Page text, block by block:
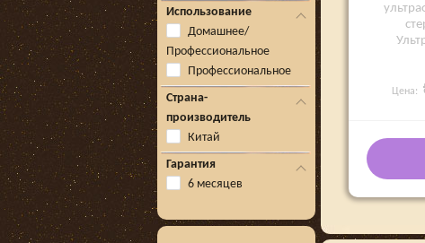
Использование
Домашнее/
Профессиональное
Профессиональное
Страна-
производитель
Китай
Гарантия
6 месяцев
Цена: